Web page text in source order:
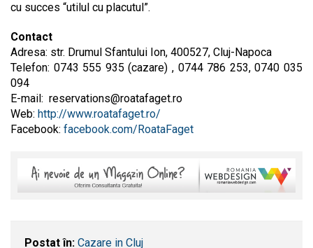
cu succes “utilul cu placutul”.
Contact
Adresa: str. Drumul Sfantului Ion, 400527, Cluj-Napoca
Telefon: 0743 555 935 (cazare) , 0744 786 253, 0740 035
094
E-mail: reservations@roatafaget.ro
Web: http://www.roatafaget.ro/
Facebook: facebook.com/RoataFaget
Postat în: Cazare in Cluj